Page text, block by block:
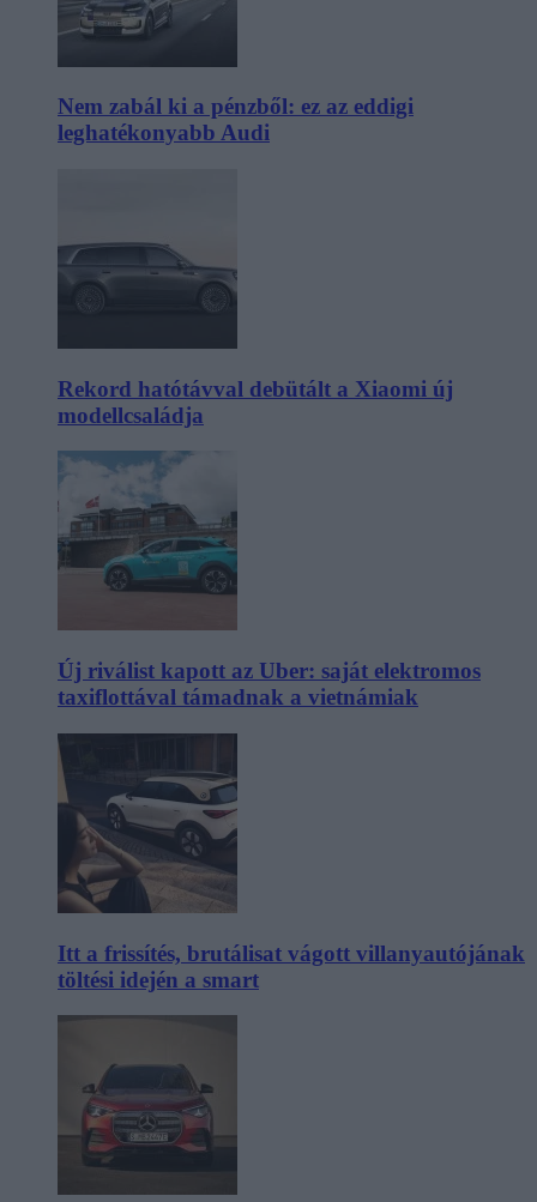
Nem zabál ki a pénzből: ez az eddigi
leghatékonyabb Audi
Rekord hatótávval debütált a Xiaomi új
modellcsaládja
Új riválist kapott az Uber: saját elektromos
taxiflottával támadnak a vietnámiak
Itt a frissítés, brutálisat vágott villanyautójának
töltési idején a smart